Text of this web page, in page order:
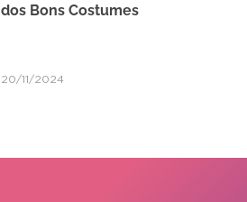
dos Bons Costumes
20/11/2024